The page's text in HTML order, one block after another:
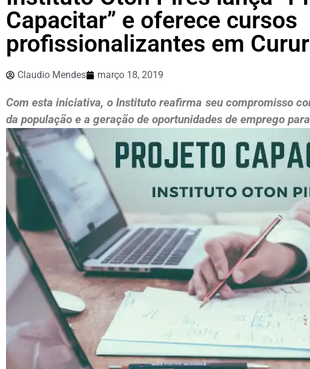
Capacitar” e oferece cursos
profissionalizantes em
Claudio Mendes março 18, 2019
Com esta iniciativa, o Instituto reafirma seu compromisso
da população e a geração de oportunidades de emprego